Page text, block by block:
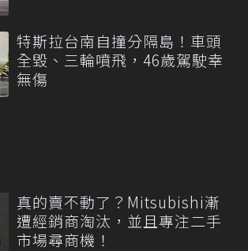
特斯拉台南自撞分隔島！車頭
全毀、三輪噴飛，46歲駕駛幸
無傷
真的賣不動了？Mitsubishi漸
遭經銷商淘汰，並且專注二手
市場尋商機！